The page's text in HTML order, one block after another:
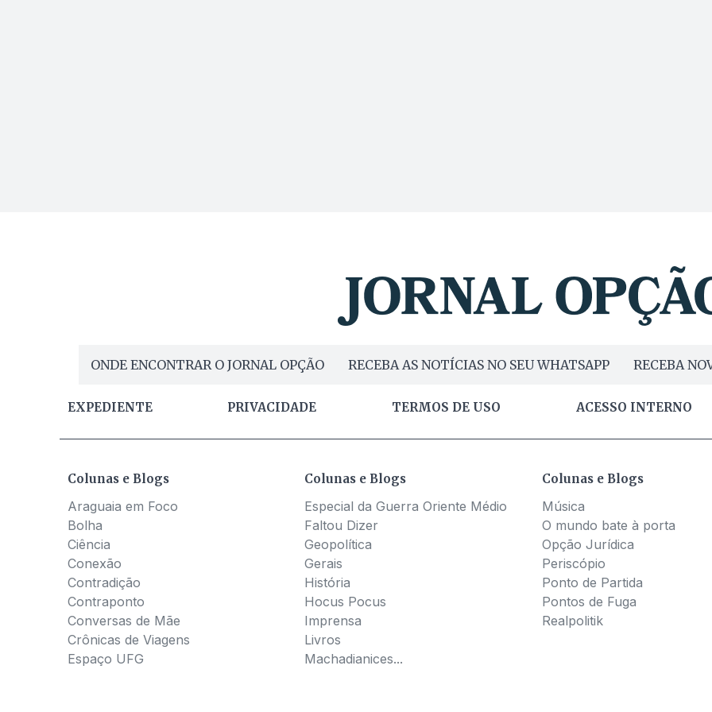
ONDE ENCONTRAR O JORNAL OPÇÃO RECEBA AS NOTÍCIAS NO SEU WHATSAPP RECEBA
EXPEDIENTE PRIVACIDADE TERMOS DE USO ACESSO INTERNO
Colunas e Blogs
Araguaia em Foco
Bolha
Ciência
Conexão
Contradição
Contraponto
Conversas de Mãe
Crônicas de Viagens
Espaço UFG
Colunas e Blogs
Especial da Guerra Oriente Médio
Faltou Dizer
Geopolítica
Gerais
História
Hocus Pocus
Imprensa
Livros
Machadianices...
Colunas e Blogs
Música
O mundo bate à porta
Opção Jurídica
Periscópio
Ponto de Partida
Pontos de Fuga
Realpolitik